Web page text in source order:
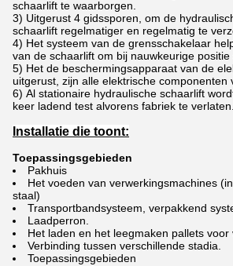
schaarlift te waarborgen.
3) Uitgerust 4 gidssporen, om de
schaarlift regelmatiger en regelmatig te
4) Het systeem van de grensschakelaar
van de schaarlift om bij nauwkeurige
5) Het de beschermingsapparaat van de
uitgerust, zijn alle elektrische componenten
6) Al stationaire hydraulische schaarlift
keer ladend test alvorens fabriek te verlaten.
Installatie die toont:
Toepassingsgebieden
Pakhuis
Het voeden van verwerkingsmachines
staal)
Transportbandsysteem, verpakkend
Laadperron.
Het laden en het leegmaken pallets voor
Verbinding tussen verschillende stadia.
Toepassingsgebieden